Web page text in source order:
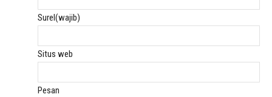
Surel(wajib)
Situs web
Pesan